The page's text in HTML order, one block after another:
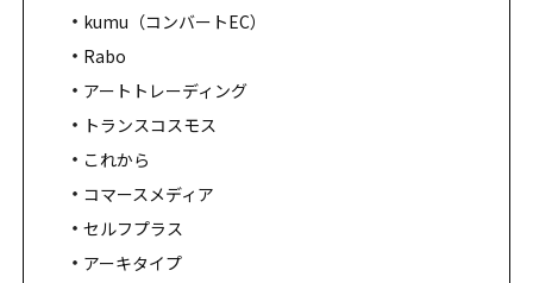
kumu（コンバートEC）
Rabo
アートトレーディング
トランスコスモス
これから
コマースメディア
セルフプラス
アーキタイプ